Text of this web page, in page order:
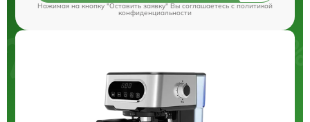
Нажимая на кнопку "Оставить заявку" Вы соглашаетесь cполитикой
конфиденциальности